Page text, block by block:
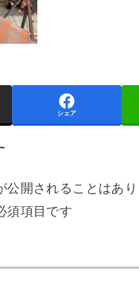
シェア
公開されることはあり
須項目です